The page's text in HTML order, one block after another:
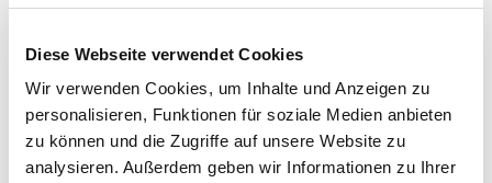
Diese Webseite verwendet Cookies
Wir verwenden Cookies, um Inhalte und Anzeigen zu
personalisieren, Funktionen für soziale Medien anbieten
zu können und die Zugriffe auf unsere Website zu
analysieren. Außerdem geben wir Informationen zu Ihrer
Details
OG - Muhr am See
Details
Stadeln Bundesstr. 13
91735 Muhr am See